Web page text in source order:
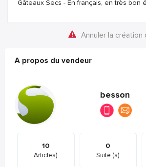
Gâteaux Secs - En français, en très bon
Annuler la création
A propos du vendeur
besson
10
Articles)
0
Suite (s)